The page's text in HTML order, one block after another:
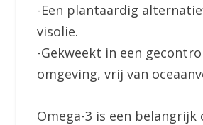
-Een plantaardig
visolie.
-Gekweekt in een
omgeving, vrij van
Omega-3 is een belangrijk